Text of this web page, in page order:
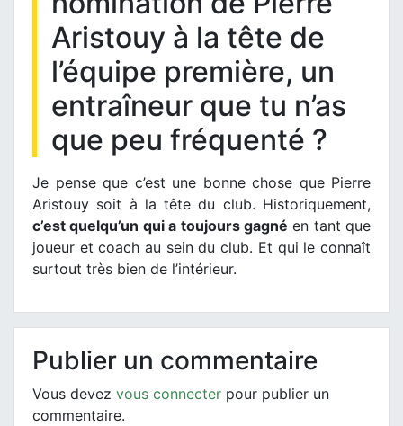
Aristouy à la tête de
l’équipe première, un
entraîneur que tu n’as
que peu fréquenté ?
Je pense que c’est une bonne chose que Pierre
Aristouy soit à la tête du club. Historiquement,
c’est quelqu’un qui a toujours gagné en tant que
joueur et coach au sein du club. Et qui le connaît
surtout très bien de l’intérieur.
Publier un commentaire
Vous devez vous connecter pour publier un
commentaire.